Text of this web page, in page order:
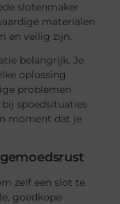
slotenmaker
materialen
en veilig zijn.
belangrijk. Je
oplossing
problemen
spoedsituaties
moment dat je
zelf een slot te
goedkope